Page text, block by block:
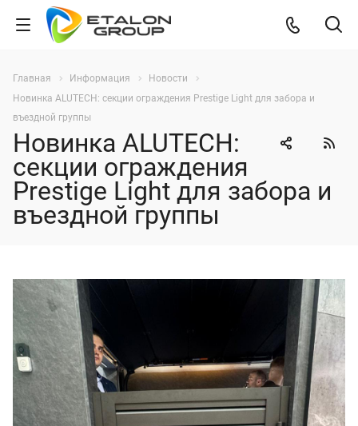
Главная Информация
Новости
Новинка ALUTECH: секции ограждения Prestige Light для забора и
въездной группы
Новинка ALUTECH:
секции ограждения
Prestige Light для забора и
въездной группы